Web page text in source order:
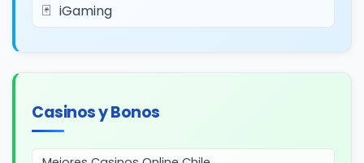
iGaming
Casinos y Bonos